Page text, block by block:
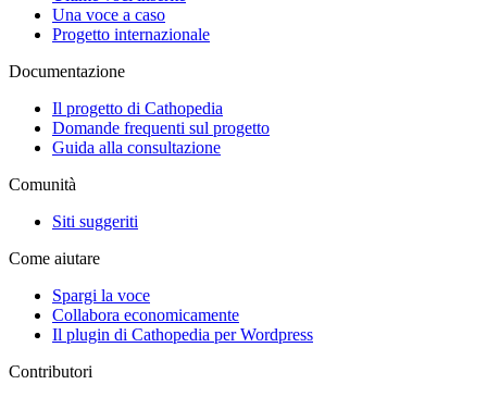
Una voce a caso
Progetto internazionale
Documentazione
Il progetto di Cathopedia
Domande frequenti sul progetto
Guida alla consultazione
Comunità
Siti suggeriti
Come aiutare
Spargi la voce
Collabora economicamente
Il plugin di Cathopedia per Wordpress
Contributori